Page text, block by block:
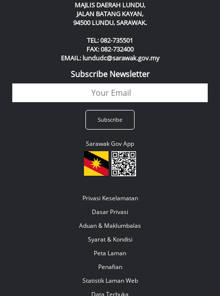
MAJLIS DAERAH LUNDU,
JALAN BATANG KAYAN,
94500 LUNDU, SARAWAK.
TEL: 082-735501
FAX: 082-732400
EMAIL: lundudc@sarawak.gov.my
Subscribe Newsletter
Sarawak Gov App
Privasi Keselamatan
Dasar Privasi
Aduan & Maklumbalas
Syarat & Kondisi
Peta Laman
Penafian
Statistik Laman Web
Data Terbuka